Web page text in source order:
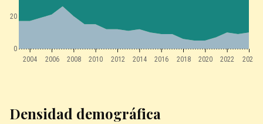
2004 2006 2008 2010 2012 2014 2016 2018 2020 2022 2024
0
20
Densidad demográfica